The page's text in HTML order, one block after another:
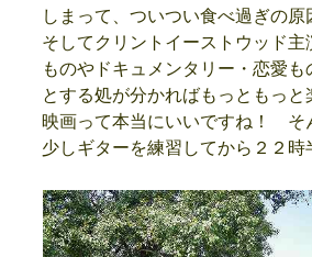
しまって、ついつい食べ過ぎの原
そしてクリントイーストウッド
ものやドキュメンタリー・恋愛
とする処が分かればもっともっ
映画って本当にいいですね！ そ
少しギターを練習してから２２時